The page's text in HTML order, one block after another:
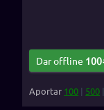
Dar offline 100
Aportar 100 | 500 |